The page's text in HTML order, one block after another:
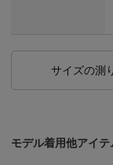
サイズの測
モデル着用他アイテ